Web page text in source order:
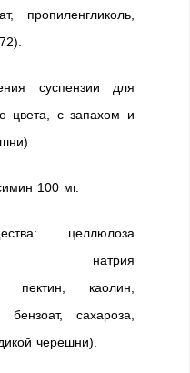
пропиленгликоль,
суспензии для
цвета, с запахом и
100 мг.
целлюлоза
натрия
пектин, каолин,
сахароза,
черешни).